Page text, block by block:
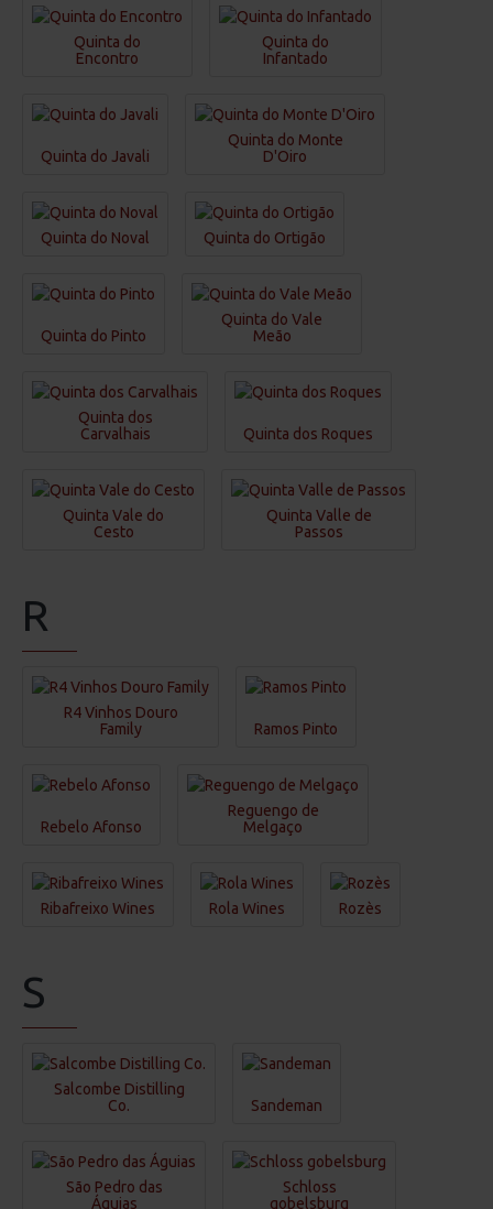
Quinta do
Encontro
Quinta do
Infantado
Quinta do Javali
Quinta do Monte
D'Oiro
Quinta do Noval Quinta do Ortigão
Quinta do Pinto
Quinta do Vale
Meão
Quinta dos
Carvalhais
Quinta dos Roques
Quinta Vale do
Cesto
Quinta Valle de
Passos
R
R4 Vinhos Douro
Family
Ramos Pinto
Rebelo Afonso
Reguengo de
Melgaço
Ribafreixo Wines Rola Wines Rozès
S
Salcombe Distilling
Co.
Sandeman
São Pedro das
Águias
Schloss
gobelsburg